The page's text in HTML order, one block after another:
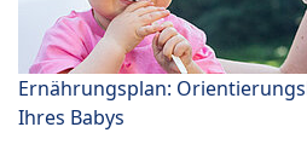
Ernährungsplan:
Ihres Babys